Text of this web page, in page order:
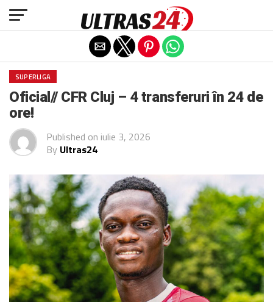
SUPERLIGA
Oficial// CFR Cluj – 4 transferuri în 24 de
ore!
Published on iulie 3, 2026
By Ultras24
Exit mobile version